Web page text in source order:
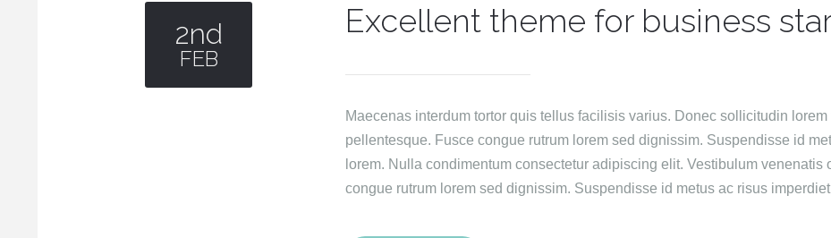
2nd
FEB
Excellent theme for business
Maecenas interdum tortor quis tellus facilisis varius. Donec sollicitudin
pellentesque. Fusce congue rutrum lorem sed dignissim. Suspendisse id
lorem. Nulla condimentum consectetur adipiscing elit. Vestibulum venenatis
congue rutrum lorem sed dignissim. Suspendisse id metus ac risus